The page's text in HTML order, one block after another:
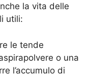
la vita delle
utili:
le tende
o una
l’accumulo di